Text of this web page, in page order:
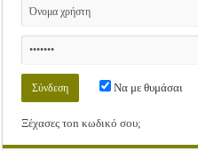
Να με θυμάσαι
Ξέχασες τοn κωδικό σου;